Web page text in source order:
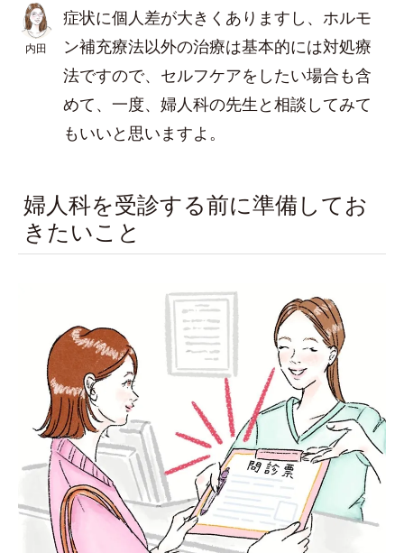
内田
症状に個人差が大きくありますし、ホルモ
ン補充療法以外の治療は基本的には対処療
法ですので、セルフケアをしたい場合も含
めて、一度、婦人科の先生と相談してみて
もいいと思いますよ。
婦人科を受診する前に準備してお
きたいこと